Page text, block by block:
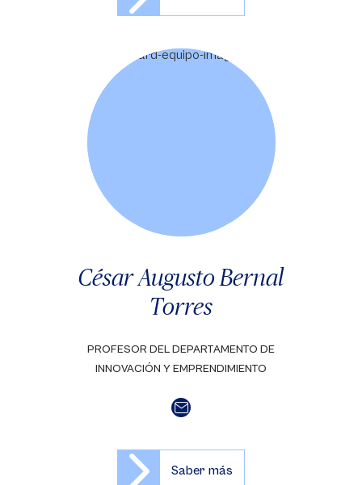
César Augusto Bernal
Torres
PROFESOR DEL DEPARTAMENTO DE
INNOVACIÓN Y EMPRENDIMIENTO
Saber más